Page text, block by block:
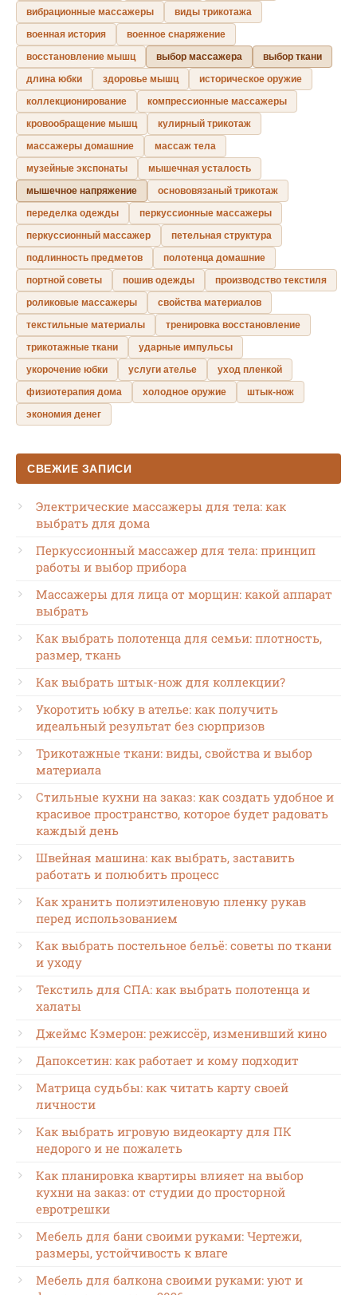
вибрационные массажеры
виды трикотажа
военная история
военное снаряжение
восстановление мышц
выбор массажера
выбор ткани
длина юбки
здоровье мышц
историческое оружие
коллекционирование
компрессионные массажеры
кровообращение мышц
кулирный трикотаж
массажеры домашние
массаж тела
музейные экспонаты
мышечная усталость
мышечное напряжение
основовязаный трикотаж
переделка одежды
перкуссионные массажеры
перкуссионный массажер
петельная структура
подлинность предметов
полотенца домашние
портной советы
пошив одежды
производство текстиля
роликовые массажеры
свойства материалов
текстильные материалы
тренировка восстановление
трикотажные ткани
ударные импульсы
укорочение юбки
услуги ателье
уход пленкой
физиотерапия дома
холодное оружие
штык-нож
экономия денег
СВЕЖИЕ ЗАПИСИ
Электрические массажеры для тела: как
выбрать для дома
Перкуссионный массажер для тела: принцип
работы и выбор прибора
Массажеры для лица от морщин: какой аппарат
выбрать
Как выбрать полотенца для семьи: плотность,
размер, ткань
Как выбрать штык-нож для коллекции?
Укоротить юбку в ателье: как получить
идеальный результат без сюрпризов
Трикотажные ткани: виды, свойства и выбор
материала
Стильные кухни на заказ: как создать удобное и
красивое пространство, которое будет радовать
каждый день
Швейная машина: как выбрать, заставить
работать и полюбить процесс
Как хранить полиэтиленовую пленку рукав
перед использованием
Как выбрать постельное бельё: советы по ткани
и уходу
Текстиль для СПА: как выбрать полотенца и
халаты
Джеймс Кэмерон: режиссёр, изменивший кино
Дапоксетин: как работает и кому подходит
Матрица судьбы: как читать карту своей
личности
Как выбрать игровую видеокарту для ПК
недорого и не пожалеть
Как планировка квартиры влияет на выбор
кухни на заказ: от студии до просторной
евротрешки
Мебель для бани своими руками: Чертежи,
размеры, устойчивость к влаге
Мебель для балкона своими руками: уют и